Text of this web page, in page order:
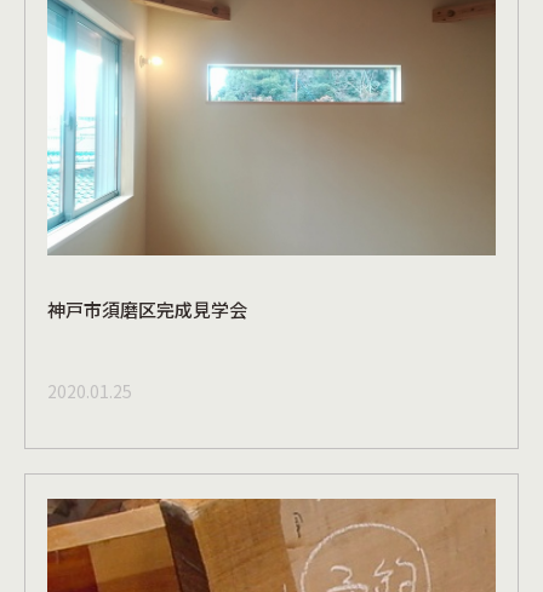
神戸市須磨区完成見学会
2020.01.25